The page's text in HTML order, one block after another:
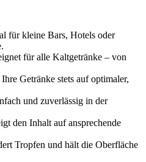
für kleine Bars, Hotels oder
für alle Kaltgetränke – von
Getränke stets auf optimaler,
und zuverlässig in der
den Inhalt auf ansprechende
Tropfen und hält die Oberfläche